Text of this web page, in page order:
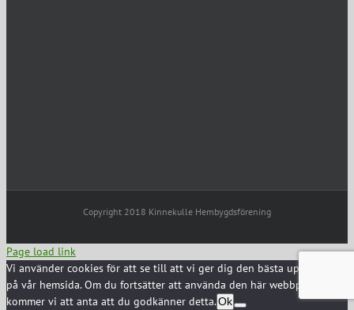
Copyright 2018 Kinnekulle Hembygdsförening
Page load link
Vi använder cookies för att se till att vi ger dig den bästa upplevelsen
på vår hemsida. Om du fortsätter att använda den här webbplatsen
kommer vi att anta att du godkänner detta.Ok